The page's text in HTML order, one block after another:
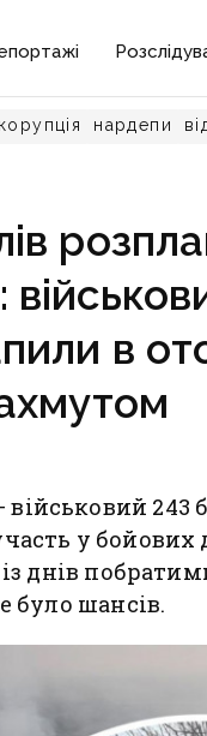
корупція нардепи
в
243
у бойових
днів
було шансів.